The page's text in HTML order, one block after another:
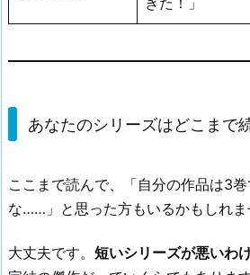
あなたのシリーズはどこまで
ここまで読んで、「自分の作品は3
な……」と思った方もいるかもしれま
大丈夫です。 短いシリーズが悪いわ